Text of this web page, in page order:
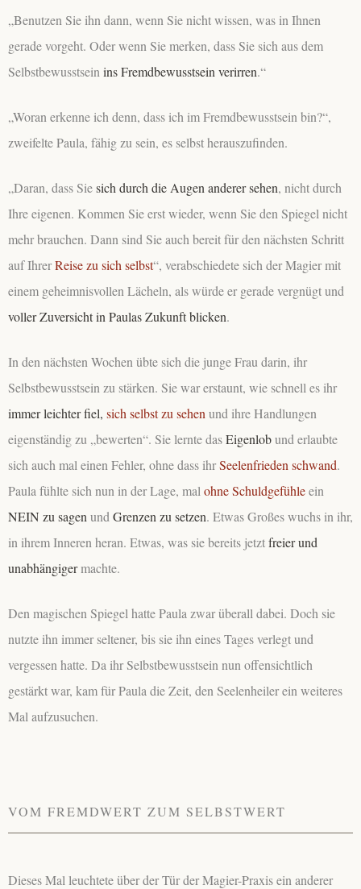
„Benutzen Sie ihn dann, wenn Sie nicht wissen, was in Ihnen
gerade vorgeht. Oder wenn Sie merken, dass Sie sich aus dem
Selbstbewusstsein ins Fremdbewusstsein verirren.“
„Woran erkenne ich denn, dass ich im Fremdbewusstsein bin?“,
zweifelte Paula, fähig zu sein, es selbst herauszufinden.
„Daran, dass Siesich durch die Augen anderer sehen, nicht durch
Ihre eigenen. Kommen Sie erst wieder, wenn Sie den Spiegel nicht
mehr brauchen. Dann sind Sie auch bereit für den nächsten Schritt
auf IhrerReise zu sich selbst“, verabschiedete sich der Magier mit
einem geheimnisvollen Lächeln, als würde er gerade vergnügt und
voller Zuversicht in Paulas Zukunft blicken.
In den nächsten Wochen übte sich die junge Frau darin, ihr
Selbstbewusstsein zu stärken. Sie war erstaunt, wie schnell es ihr
immer leichter fiel, sich selbst zu sehen und ihre Handlungen
eigenständig zu „bewerten“. Sie lernte dasEigenlobund erlaubte
sich auch mal einen Fehler, ohne dass ihrSeelenfrieden schwand.
Paula fühlte sich nun in der Lage, mal ohne Schuldgefühleein
NEIN zu sagen und Grenzen zu setzen. Etwas Großes wuchs in ihr,
in ihrem Inneren heran. Etwas, was sie bereits jetztfreier und
unabhängigermachte.
Den magischen Spiegel hatte Paula zwar überall dabei. Doch sie
nutzte ihn immer seltener, bis sie ihn eines Tages verlegt und
vergessen hatte. Da ihr Selbstbewusstsein nun offensichtlich
gestärkt war, kam für Paula die Zeit, den Seelenheiler ein weiteres
Mal aufzusuchen.
VOM FREMDWERT ZUM SELBSTWERT
Dieses Mal leuchtete über der Tür der Magier-Praxis ein anderer